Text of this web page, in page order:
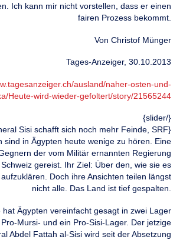
Ich kann mir nicht vorstellen, dass er einen
fairen Prozess bekommt.
Von Christof Münger
Tages-Anzeiger, 30.10.2013
ausland/naher-osten-und-
Heute-wird-wieder-gefoltert/story/21565244
{/slider}
Sisi schafft sich noch mehr Feinde, SRF}
sind in Ägypten heute wenige zu hören. Eine
der vom Militär ernannten Regierung
gereist. Ihr Ziel: Über den, wie sie es
Doch ihre Ansichten teilen längst
nicht alle. Das Land ist tief gespalten.
hat Ägypten vereinfacht gesagt in zwei Lager
Mursi- und ein Pro-Sisi-Lager. Der jetzige
Abdel Fattah al-Sisi wird seit der Absetzung